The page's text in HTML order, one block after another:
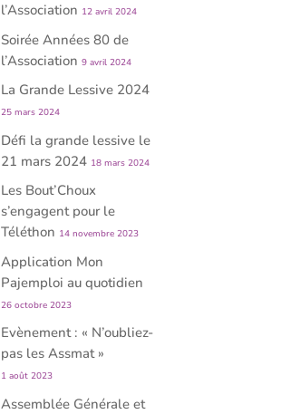
l’Association 12 avril 2024
Soirée Années 80 de
l’Association 9 avril 2024
La Grande Lessive 2024
25 mars 2024
Défi la grande lessive le
21 mars 2024 18 mars 2024
Les Bout’Choux
s’engagent pour le
Téléthon 14 novembre 2023
Application Mon
Pajemploi au quotidien
26 octobre 2023
Evènement : « N’oubliez-
pas les Assmat »
1 août 2023
Assemblée Générale et